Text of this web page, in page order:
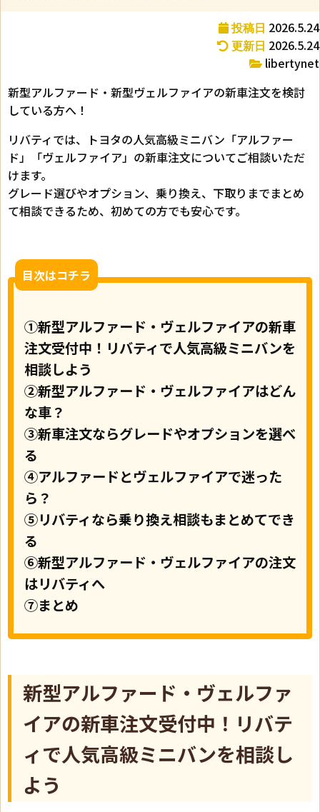
投稿日 2026.5.24
更新日 2026.5.24
libertynet
新型アルファード・新型ヴェルファイアの新車注文を検討
している方へ！
リバティでは、トヨタの人気高級ミニバン「アルファー
ド」「ヴェルファイア」の新車注文についてご相談いただ
けます。
グレード選びやオプション、乗り換え、下取りまでまとめ
て相談できるため、初めての方でも安心です。
目次はコチラ
①新型アルファード・ヴェルファイアの新車
注文受付中！リバティで人気高級ミニバンを
相談しよう
②新型アルファード・ヴェルファイアはどん
な車？
③新車注文ならグレードやオプションを選べ
る
④アルファードとヴェルファイアで迷った
ら？
⑤リバティなら乗り換え相談もまとめてでき
る
⑥新型アルファード・ヴェルファイアの注文
はリバティへ
⑦まとめ
新型アルファード・ヴェルファ
イアの新車注文受付中！リバテ
ィで人気高級ミニバンを相談し
よう